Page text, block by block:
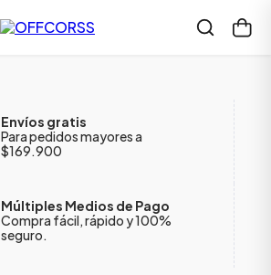
Envíos gratis
Para pedidos mayores a
$169.900
Múltiples Medios de Pago
Compra fácil, rápido y 100%
seguro.